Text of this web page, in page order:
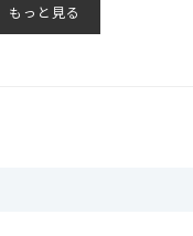
もっと見る